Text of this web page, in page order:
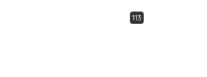
113